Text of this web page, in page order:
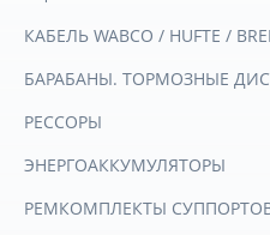
КАБЕЛЬ WABCO / HUFTE /
БАРАБАНЫ. ТОРМОЗНЫЕ
РЕССОРЫ
ЭНЕРГОАККУМУЛЯТОРЫ
РЕМКОМПЛЕКТЫ